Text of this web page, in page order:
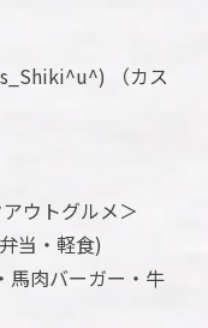
（カス
ウトグルメ＞
当・軽食)
馬肉バーガー・牛